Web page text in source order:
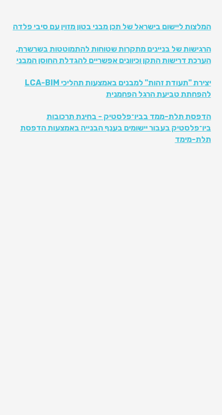
המלצות ליישום בישראל של תכן מבני בטון מזוין עם סיבי פלדה
הרגישות של בניינים מתקרות שטוחות להתמוטטות בשרשרת,
הערכת דרישות התקן וכיוונים אפשריים להגדלת החוסן המבני
יצירת "תעודת זהות" למבנים באמצעות תהליכי LCA-BIM
להפחתת טביעת הרגל הפחמנית
הדפסת תלת-ממד בביו־פלסטיק - בחינת תרכובות
ביו־פלסטיק בעבור יישומים בענף הבנייה באמצעות הדפסת
תלת-מימד